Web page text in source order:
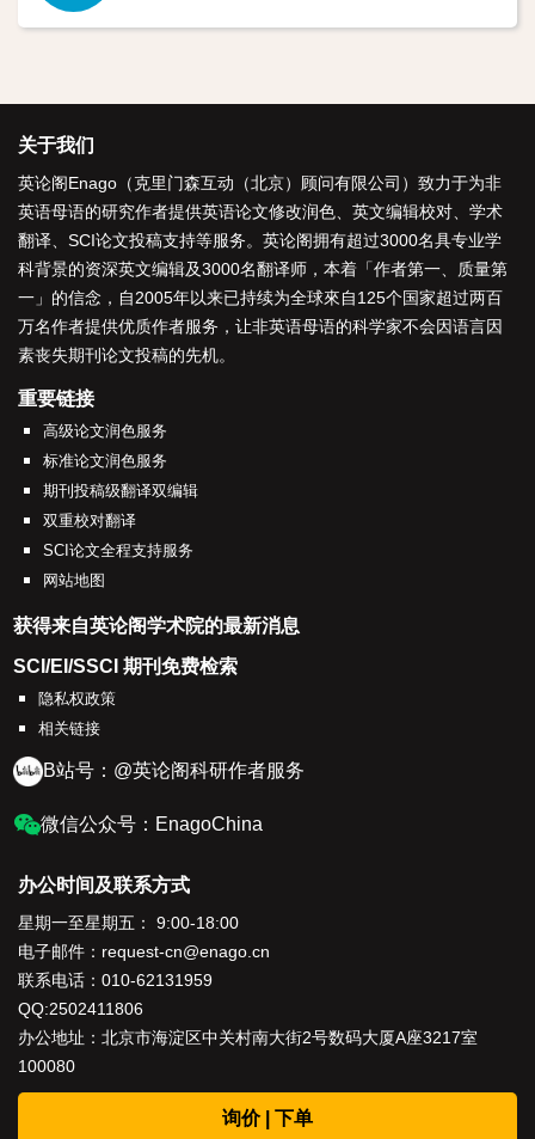
关于我们
英论阁Enago（克里门森互动（北京）顾问有限公司）致力于为非
英语母语的研究作者提供英语论文修改润色 英文编辑校对
学术
翻译
SCI论文投稿支持等服务。英论阁拥有超过3000名具专业学
科背景的资深英文编辑及3000名翻译师 ，本着「作者第一、质量第
一 」的信念，自2005年以来已持续为全球來自125个国家超过两百
万名作者提供优质作者服务，让非英语母语的科学家不会因语言因
素丧失期刊论文投稿的先机。
重要链接
高级论文润色服务
标准论文润色服务
期刊投稿级翻译双编辑
双重校对翻译
SCI论文全程支持服务
网站地图
获得来自英论阁学术院的最新消息
SCI/EI/SSCI 期刊免费检索
隐私权政策
相关链接
B站号：@英论阁科研作者服务
微信公众号：EnagoChina
办公时间及联系方式
星期一至星期五： 9:00-18:00
电子邮件： request-cn@enago.cn
联系电话： 010-62131959
QQ:2502411806
办公地址：北京市海淀区中关村南大街2号数码大厦A座3217室
100080
询价 | 下单